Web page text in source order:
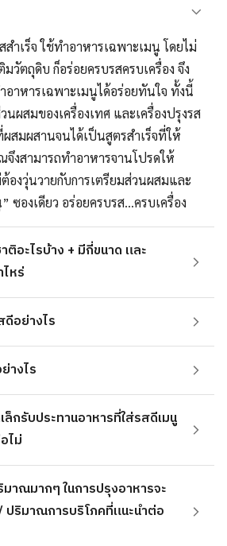
สำเร็จ ใช้ทำอาหารเฉพาะเมนู โดยไม่
วัตถุดิบ ก็อร่อยครบรสครบเครื่อง จึง
าหารเฉพาะเมนูได้อร่อยทันใจ ทั้งนี้
นผสมของเครื่องเทศ และเครื่องปรุงรส
สมผสานจนได้เป็นสูตรสำเร็จที่ให้
จึงสามารถทำอาหารจานโปรดให้
องวุ่นวายกับการเตรียมส่วนผสมและ
ซองเดียว อร่อยครบรส…ครบเครื่อง
+ มีกี่ขนาด และ
หร่
ดีอย่างไร
างไร
กรับประทานอาหารที่ใส่รสดีเมนู
ไม่
มาณมากๆ ในการปรุงอาหารจะ
ปริมาณการบริโภคที่แนะนำต่อ